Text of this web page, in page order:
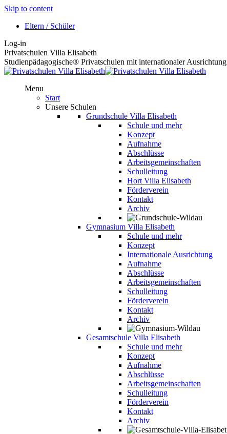
Skip to content
Eltern / Schüler
Log-in
Privatschulen Villa Elisabeth
Studienpädagogische® Privatschulen mit internationaler Ausrichtung
Menu
Start
Unsere Schulen
Grundschule Villa Elisabeth
Schule und mehr
Konzept
Aufnahme
Abschlüsse
Arbeitsgemeinschaften
Schulleitung
Hort Villa Elisabeth
Förderverein
Kontakt
Archiv
Gymnasium Villa Elisabeth
Schule und mehr
Konzept
Internationale Ausrichtung
Aufnahme
Abschlüsse
Arbeitsgemeinschaften
Schulleitung
Förderverein
Kontakt
Archiv
Gesamtschule Villa Elisabeth
Schule und mehr
Konzept
Aufnahme
Abschlüsse
Arbeitsgemeinschaften
Schulleitung
Förderverein
Kontakt
Archiv